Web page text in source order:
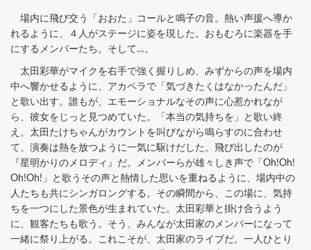
場内に飛び交う「おおた」コールと鳴子の音。熱い声援へ導か
れるように、４人がステージに姿を現した。おもむろに楽器を手
にするメンバーたち。そして…。
太田彩華がマイクを右手で強く握りしめ、みずからの声を場内
中へ響かせるように、アカペラで「気づきたくはなかったんだ」
と歌い出す。誰もが、エモーショナルなその声に心惹かれなが
ら、彼女をじっと見つめていた。「本当の気持ちを」と歌い終
え、太田たけちゃんがカウントを叫びながら鳴らすのに合わせ
て、演奏は熱を放つように一気に駆けだした。飛び出したのが
『星明かりのメロディ』だ。メンバーらが雄々しき声で「Oh!Oh!
Oh!Oh!」と歌うその声と熱情した思いを重ねるように、場内中の
人たちも共にシンガロングする。その瞬間から、この場に、気持
ちを一つにした景色が生まれていた。太田彩華と掛け合うよう
に、観客たちも歌う。そう、みんなが太田家のメンバーになって
一緒に祭り上がる。これこそが、太田家のライブだ。一人ひとり